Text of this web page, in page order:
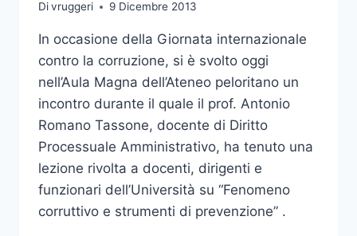
Divruggeri 9 Dicembre 2013
In occasione della Giornata internazionale
contro la corruzione, si è svolto oggi
nell’Aula Magna dell’Ateneo peloritano un
incontro durante il quale il prof. Antonio
Romano Tassone, docente di Diritto
Processuale Amministrativo, ha tenuto una
lezione rivolta a docenti, dirigenti e
funzionari dell’Università su “Fenomeno
corruttivo e strumenti di prevenzione” .